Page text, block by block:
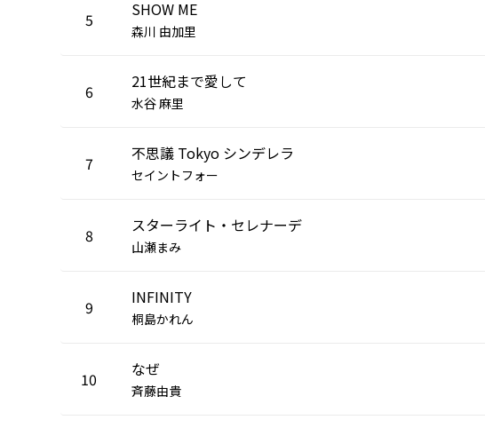
5 SHOW ME
森川 由加里
6 21世紀まで愛して
水谷 麻里
7 不思議 Tokyo シンデレラ
セイントフォー
8 スターライト・セレナーデ
山瀬まみ
9 INFINITY
桐島かれん
10 なぜ
斉藤由貴